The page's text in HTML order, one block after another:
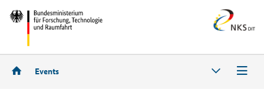
Events